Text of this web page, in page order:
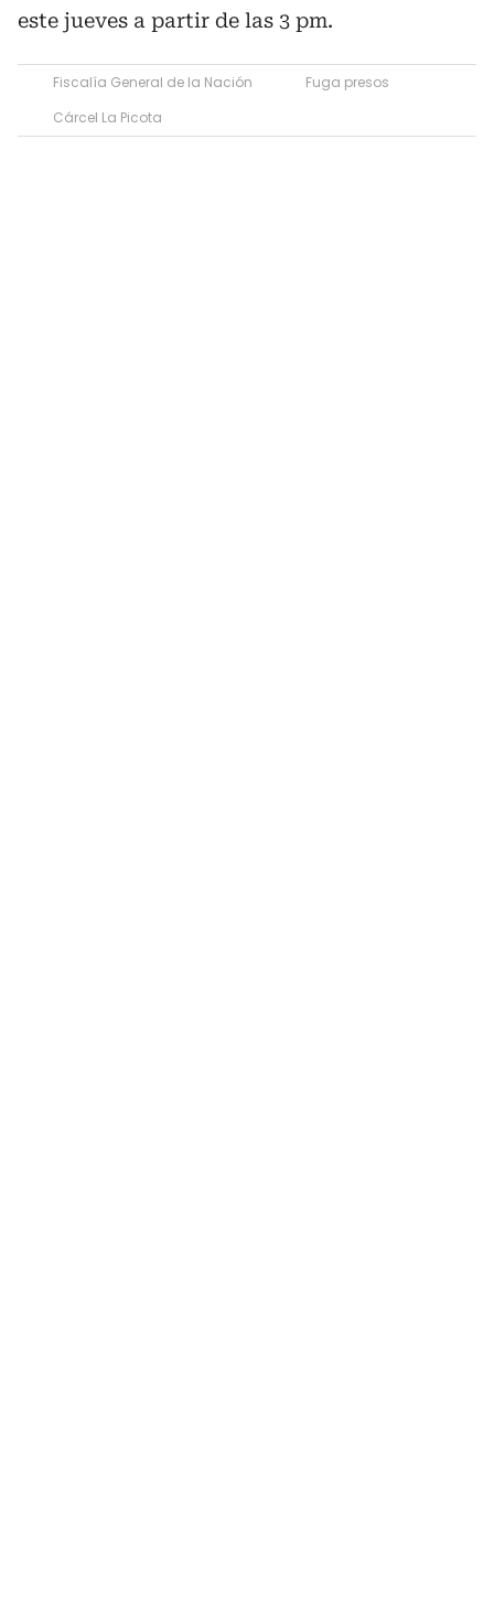
este jueves a partir de las 3 pm.
Fiscalía General de la Nación
Fuga presos
Cárcel La Picota